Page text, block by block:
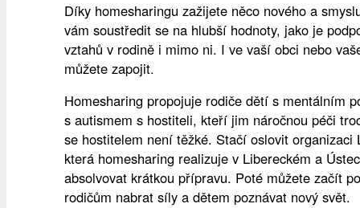
Díky homesharingu zažijete něco nového a
vám soustředit se na hlubší hodnoty, jako je
vztahů v rodině i mimo ni. I ve vaší obci nebo
můžete zapojit.
Homesharing propojuje rodiče dětí s mentálním
s autismem s hostiteli, kteří jim náročnou péči
se hostitelem není těžké. Stačí oslovit organizaci
která homesharing realizuje v Libereckém a
absolvovat krátkou přípravu. Poté můžete začít
rodičům nabrat síly a dětem poznávat nový svět.